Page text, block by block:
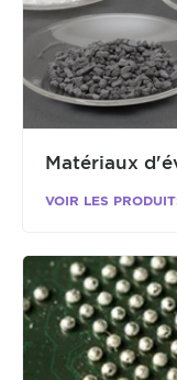
Matériaux
VOIR LES